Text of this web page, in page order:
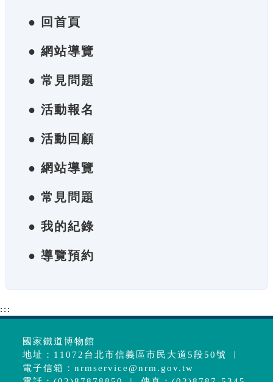
● 回首頁
● 網站導覽
● 常見問題
● 活動報名
● 活動回顧
● 網站導覽
● 常見問題
● 我的紀錄
● 導覽預約
:::
國家鐵道博物館
地址：11072台北市信義區市民大道5段50號 ︱
電子信箱：nrmservice@nrm.gov.tw